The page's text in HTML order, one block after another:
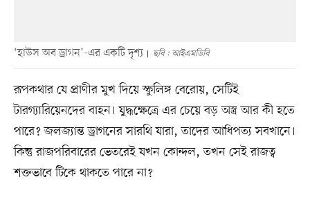
‘হাউস অব ড্রাগন’-এর একটি দৃশ্য ছবি : আইএমডিবি
রূপকথার যে প্রাণীর মুখ দিয়ে স্ফুলিঙ্গ বেরোয়, সেটিই
টারগ্যারিয়েনদের বাহন। যুদ্ধক্ষেত্রে এর চেয়ে বড় অস্ত্র আর কী হতে
পারে? জলজ্যান্ত ড্রাগনের সারথি যারা, তাদের আধিপত্য সবখানে।
কিন্তু রাজপরিবারের ভেতরেই যখন কোন্দল, তখন সেই রাজত্ব
শক্তভাবে টিকে থাকতে পারে না?